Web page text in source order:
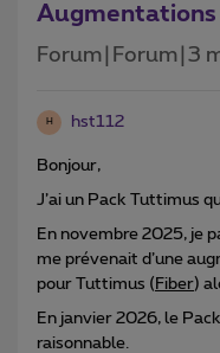
Forum|Forum|3
H hst112
Bonjour,
J’ai un Pack Tuttimus
En novembre 2025, je
me prévenait d’une
pour Tuttimus ( Fiber)
En janvier 2026, le
raisonnable.